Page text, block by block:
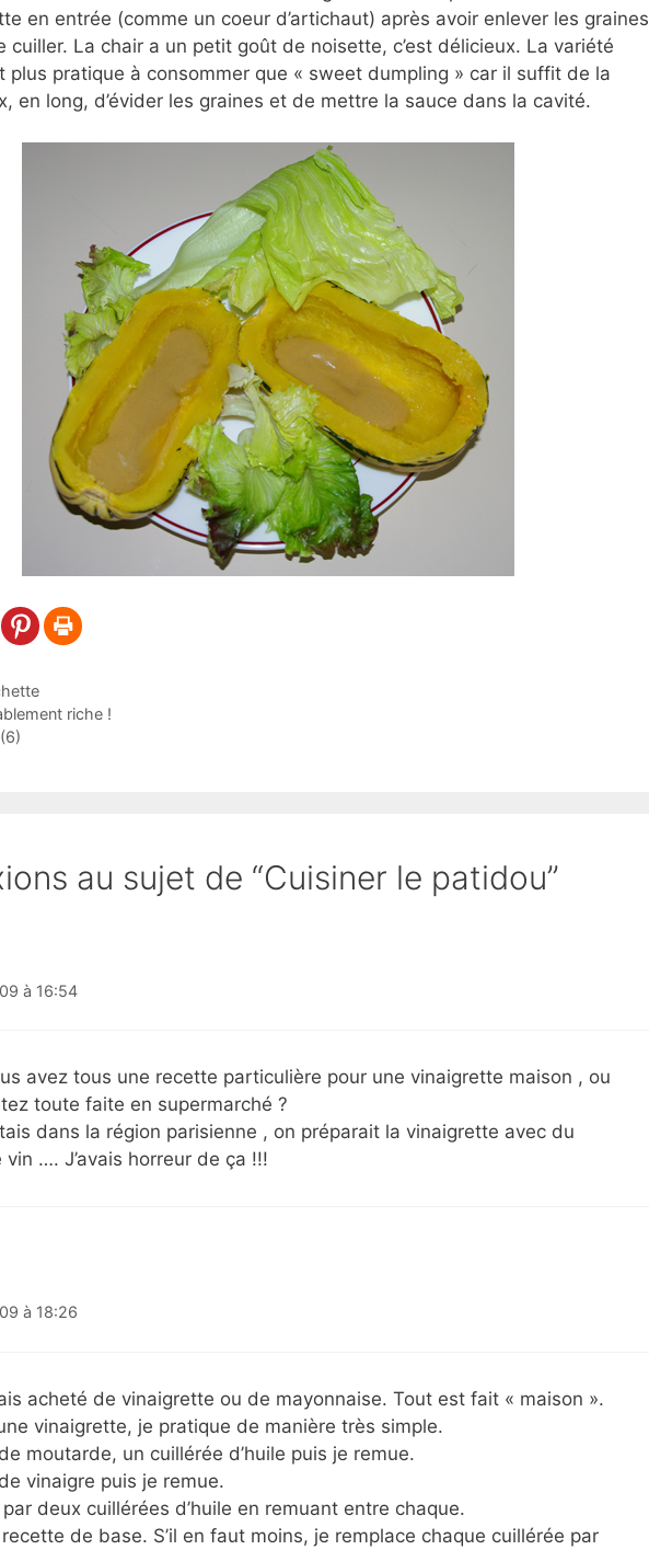
en entrée (comme un coeur d’artichaut) après avoir enlever les graines
cuiller. La chair a un petit goût de noisette, c’est délicieux. La variété
plus pratique à consommer que « sweet dumpling » car il suffit de la
en long, d’évider les graines et de mettre la sauce dans la cavité.
riche !
au sujet de “Cuisiner le patidou”
à 16:54
avez tous une recette particulière pour une vinaigrette maison , ou
toute faite en supermarché ?
dans la région parisienne , on préparait la vinaigrette avec du
…. J’avais horreur de ça !!!
à 18:26
acheté de vinaigrette ou de mayonnaise. Tout est fait « maison ».
vinaigrette, je pratique de manière très simple.
moutarde, un cuillérée d’huile puis je remue.
vinaigre puis je remue.
deux cuillérées d’huile en remuant entre chaque.
recette de base. S’il en faut moins, je remplace chaque cuillérée par